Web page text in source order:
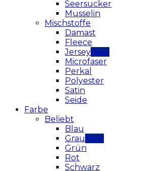
Seersucker
Musselin
Mischstoffe
Damast
Fleece
Jersey
Microfaser
Perkal
Polyester
Satin
Seide
Farbe
Beliebt
Blau
Grau
Grün
Rot
Schwarz